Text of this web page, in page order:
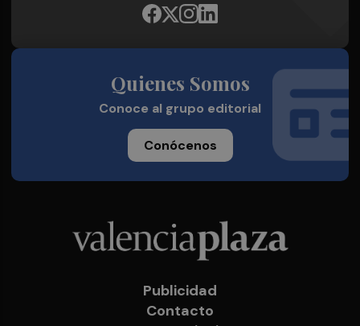
Quienes Somos
Conoce al grupo editorial
Conócenos
Publicidad
Contacto